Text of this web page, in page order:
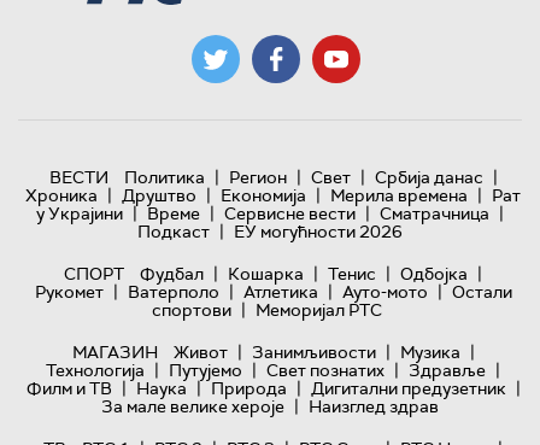
ВЕСТИ Политика | Регион | Свет | Србија данас |
Хроника | Друштво | Економија | Мерила времена | Рат
у Украјини | Време | Сервисне вести | Сматрачница |
Подкаст | ЕУ могућности 2026
СПОРТ
Фудбал | Кошарка | Тенис | Одбојка |
Рукомет | Ватерполо | Атлетика | Ауто-мото | Остали
спортови | Меморијал РТС
МАГАЗИН
Живот | Занимљивости | Музика |
Технологијa | Путујемо | Свет познатих | Здравље |
Филм и ТВ | Наука | Природа | Дигитални предузетник |
За мале велике хероје | Наизглед здрав